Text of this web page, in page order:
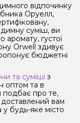
відпочинку
Оруелл,
суміш, ви
аромату, густої
Orwell здивує
бюджетні
та суміші з
оптом та в
подбає про те,
вам
будь-яке місто